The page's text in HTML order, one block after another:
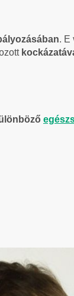
. E